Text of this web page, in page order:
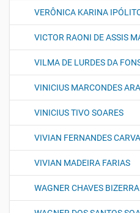
VERÔNICA KARINA
VICTOR RAONI DE ASSIS
VILMA DE LURDES DA
VINICIUS MARCONDES
VINICIUS TIVO SOARES
VIVIAN FERNANDES
VIVIAN MADEIRA FARIAS
WAGNER CHAVES